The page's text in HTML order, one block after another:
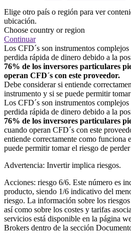
Elige otro país o región para ver
ubicación.
Choose country or region
Continuar
Los CFD´s son instrumentos
perdida rápida de dinero debido a la
76% de los inversores particulares
operan CFD´s con este proveedor.
Debe considerar si entiende
instrumento y si se puede permitir
Los CFD´s son instrumentos
perdida rápida de dinero debido a la
76% de los inversores particulares
cuando operan CFD´s con este
entiende correctamente como funciona
puede permitir tomar el riesgo de
Advertencia: Invertir implica riesgos.
Acciones: riesgo 6/6. Este número es
producto, siendo 1/6 indicativo del
riesgo. La información sobre los
así como sobre los costes y tarifas
servicios está disponible en la página
Brokers dentro de la sección